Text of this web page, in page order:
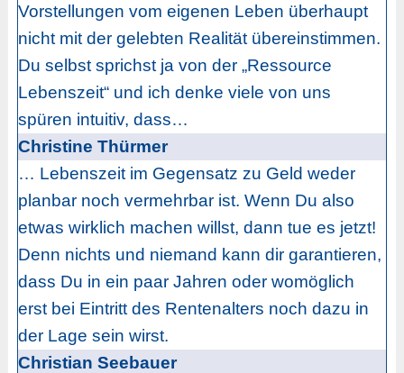
Vorstellungen vom eigenen Leben überhaupt
nicht mit der gelebten Realität übereinstimmen.
Du selbst sprichst ja von der „Ressource
Lebenszeit“ und ich denke viele von uns
spüren intuitiv, dass…
Christine Thürmer
… Lebenszeit im Gegensatz zu Geld weder
planbar noch vermehrbar ist. Wenn Du also
etwas wirklich machen willst, dann tue es jetzt!
Denn nichts und niemand kann dir garantieren,
dass Du in ein paar Jahren oder womöglich
erst bei Eintritt des Rentenalters noch dazu in
der Lage sein wirst.
Christian Seebauer